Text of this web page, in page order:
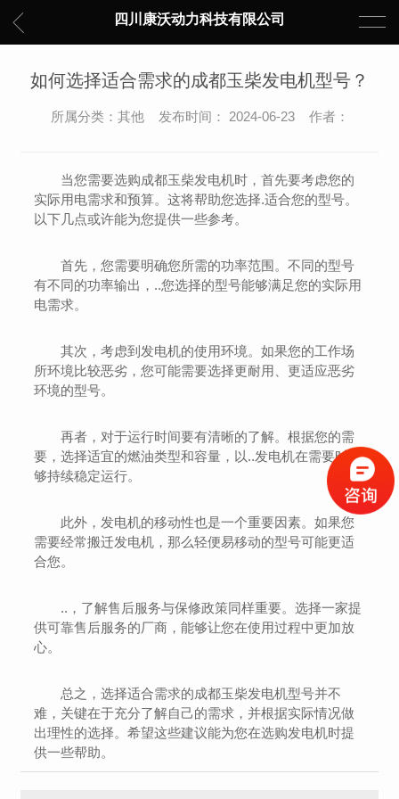
四川康沃动力科技有限公司
如何选择适合需求的成都玉柴发电机型号？
所属分类：其他 发布时间： 2024-06-23 作者：
当您需要选购成都玉柴发电机时，首先要考虑您的
实际用电需求和预算。这将帮助您选择.适合您的型号。
以下几点或许能为您提供一些参考。
首先，您需要明确您所需的功率范围。不同的型号
有不同的功率输出，..您选择的型号能够满足您的实际用
电需求。
其次，考虑到发电机的使用环境。如果您的工作场
所环境比较恶劣，您可能需要选择更耐用、更适应恶劣
环境的型号。
再者，对于运行时间要有清晰的了解。根据您的需
要，选择适宜的燃油类型和容量，以..发电机在需要时能
够持续稳定运行。
此外，发电机的移动性也是一个重要因素。如果您
需要经常搬迁发电机，那么轻便易移动的型号可能更适
合您。
..，了解售后服务与保修政策同样重要。选择一家提
供可靠售后服务的厂商，能够让您在使用过程中更加放
心。
总之，选择适合需求的成都玉柴发电机型号并不
难，关键在于充分了解自己的需求，并根据实际情况做
出理性的选择。希望这些建议能为您在选购发电机时提
供一些帮助。